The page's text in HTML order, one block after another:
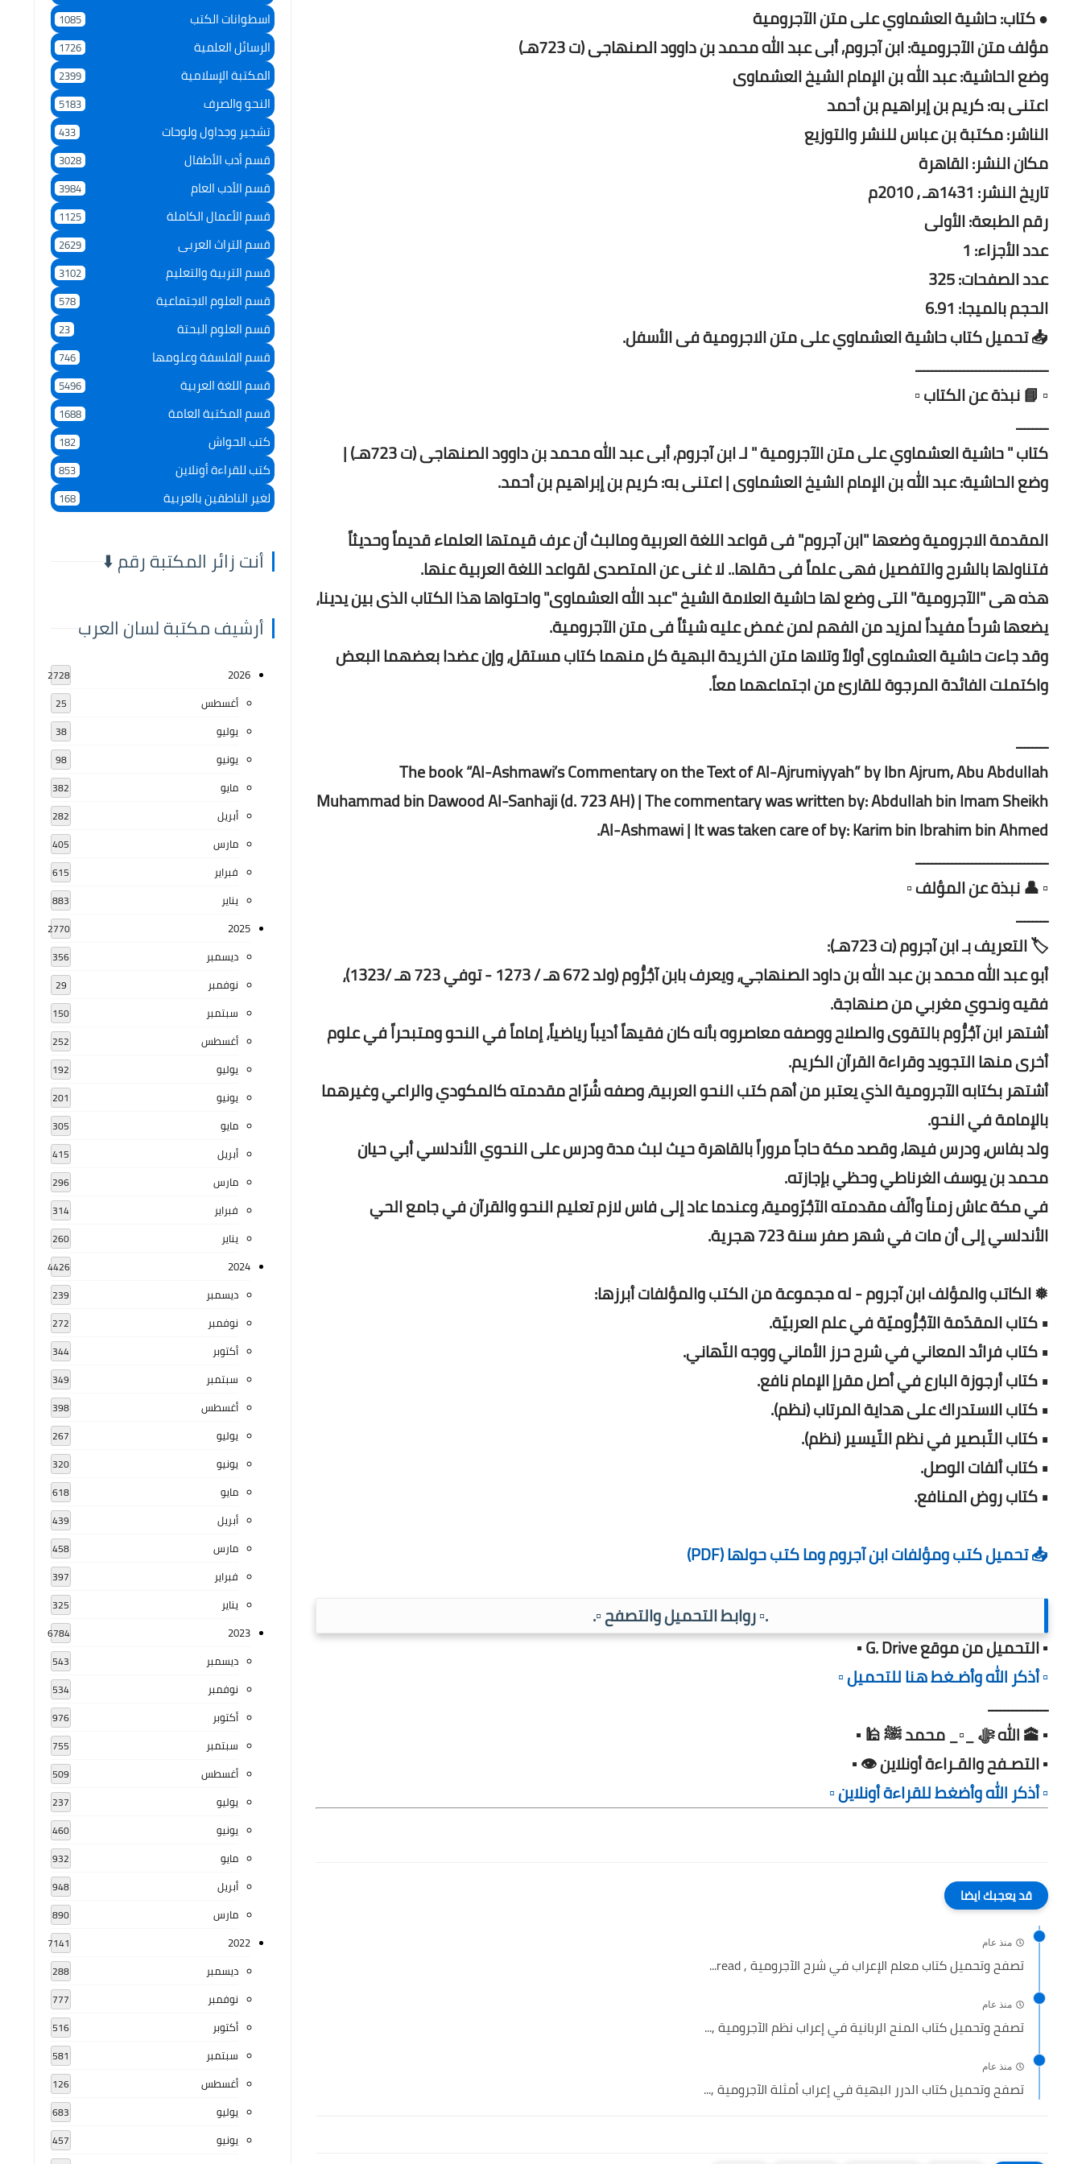
● كتاب: حاشية العشماوي على متن الآجرومية
مؤلف متن الآجرومية: ابن آجروم, أبى عبد الله محمد بن داوود الصنهاجى (ت 723هـ)
وضع الحاشية: عبد الله بن الإمام الشيخ العشماوى
اعتنى به: كريم بن إبراهيم بن أحمد
الناشر: مكتبة بن عباس للنشر والتوزيع
مكان النشر: القاهرة
تاريخ النشر: 1431هـ ، 2010م
رقم الطبعة: الأولى
عدد الأجزاء: 1
عدد الصفحات: 325
الحجم بالميجا: 6.91
📥 تحميل كتاب حاشية العشماوي على متن الاجرومية فى الأسفل.
ـــــــــــــــــــــــــــــــــ
▫️ 📘 نبذة عن الكتاب ▫️
ــــــــ
كتاب " حاشية العشماوي على متن الآجرومية " لـ ابن آجروم, أبى عبد الله محمد بن داوود الصنهاجى (ت 723هـ) |
وضع الحاشية: عبد الله بن الإمام الشيخ العشماوى | اعتنى به: كريم بن إبراهيم بن أحمد.
المقدمة الاجرومية وضعها "ابن آجروم" فى قواعد اللغة العربية ومالبث أن عرف قيمتها العلماء قديماً وحديثاً
فتناولها بالشرح والتفصيل فهى علماً فى حقلها.. لا غنى عن المتصدى لقواعد اللغة العربية عنها.
هذه هى "الآجرومية" التى وضع لها حاشية العلامة الشيخ "عبد الله العشماوى" واحتواها هذا الكتاب الذى بين يدينا،
يضعها شرحاً مفيداً لمزيد من الفهم لمن غمض عليه شيئاً فى متن الآجرومية.
وقد جاءت حاشية العشماوى أولاً وتلاها متن الخريدة البهية كل منهما كتاب مستقل، وإن عضدا بعضهما البعض
واكتملت الفائدة المرجوة للقارئ من اجتماعهما معاً.
ــــــــ
The book “Al-Ashmawi’s Commentary on the Text of Al-Ajrumiyyah” by Ibn Ajrum, Abu Abdullah
Muhammad bin Dawood Al-Sanhaji (d. 723 AH) | The commentary was written by: Abdullah bin Imam Sheikh
Al-Ashmawi | It was taken care of by: Karim bin Ibrahim bin Ahmed.
ـــــــــــــــــــــــــــــــــ
▫️ 👤 نبذة عن المؤلف ▫️
ــــــــ
🏷️ التعريف بـ ابن آجروم (ت 723هـ):
أبو عبد الله محمد بن عبد الله بن داود الصنهاجي، ويعرف بابن آجُرُّوم (ولد 672 هـ / 1273 - توفي 723 هـ /1323)،
فقيه ونحوي مغربي من صنهاجة.
أشتهر ابن آجُرُّوم بالتقوى والصلاح ووصفه معاصروه بأنه كان فقيهاً أديباً رياضياً، إماماً في النحو ومتبحراً في علوم
أخرى منها التجويد وقراءة القرآن الكريم.
أشتهر بكتابه الآجرومية الذي يعتبر من أهم كتب النحو العربية، وصفه شُرّاح مقدمته كالمكودي والراعي وغيرهما
بالإمامة في النحو.
ولد بفاس، ودرس فيها، وقصد مكة حاجاً مروراً بالقاهرة حيث لبث مدة ودرس على النحوي الأندلسي أبي حيان
محمد بن يوسف الغرناطي وحظي بإجازته.
في مكة عاش زمناً وألّف مقدمته الآجُرّومية، وعندما عاد إلى فاس لازم تعليم النحو والقرآن في جامع الحي
الأندلسي إلى أن مات في شهر صفر سنة 723 هجرية.
❅ الكاتب والمؤلف ابن آجروم - له مجموعة من الكتب والمؤلفات أبرزها:
• كتاب المقدّمة الآجُرُّوميّة في علم العربيّة.
• كتاب فرائد المعاني في شرح حرز الأماني ووجه التّهاني.
• كتاب أرجوزة البارع في أصل مقرإ الإمام نافع.
• كتاب الاستدراك على هداية المرتاب (نظم).
• كتاب التّبصير في نظم التّيسير (نظم).
• كتاب ألفات الوصل.
• كتاب روض المنافع.
📥 تحميل كتب ومؤلفات ابن آجروم وما كتب حولها (PDF)
.▫️ روابط التحميل والتصفح ▫️.
▪️ التحميل من موقع G. Drive ▪️
▫️ أذكر الله وأضـغط هنا للتحميل ▫️
ـــــــــــــــ
▪️ 🕋 الله ﷻ _▫️_ محمد ﷺ 🕌 ▪️
▪️ التصـفح والقـراءة أونلاين 👁️ ▪️
▫️ أذكر الله وأضغط للقراءة أونلاين ▫️
قد يعجبك ايضا
منذ عام
تصفح وتحميل كتاب معلم الإعراب في شرح الآجرومية , read...
منذ عام
تصفح وتحميل كتاب المنح الربانية في إعراب نظم الآجرومية ,...
منذ عام
تصفح وتحميل كتاب الدرر البهية في إعراب أمثلة الآجرومية ,...
اسطوانات الكتب 1085
الرسائل العلمية 1726
المكتبة الإسلامية 2399
النحو والصرف 5183
تشجير وجداول ولوحات 433
قسم أدب الأطفال 3028
قسم الأدب العام 3984
قسم الأعمال الكاملة 1125
قسم التراث العربى 2629
قسم التربية والتعليم 3102
قسم العلوم الاجتماعية 578
قسم العلوم البحتة 23
قسم الفلسفة وعلومها 746
قسم اللغة العربية 5496
قسم المكتبة العامة 1688
كتب الحواش 182
كتب للقراءة أونلاين 853
لغير الناطقين بالعربية 168
أنت زائر المكتبة رقم ⬇️
أرشيف مكتبة لسان العرب
2026
2728
أغسطس 25
يوليو 38
يونيو 98
مايو 382
أبريل 282
مارس 405
فبراير 615
يناير 883
2025
2770
ديسمبر 356
نوفمبر 29
سبتمبر 150
أغسطس 252
يوليو 192
يونيو 201
مايو 305
أبريل 415
مارس 296
فبراير 314
يناير 260
2024
4426
ديسمبر 239
نوفمبر 272
أكتوبر 344
سبتمبر 349
أغسطس 398
يوليو 267
يونيو 320
مايو 618
أبريل 439
مارس 458
فبراير 397
يناير 325
2023
6784
ديسمبر 543
نوفمبر 534
أكتوبر 976
سبتمبر 755
أغسطس 509
يوليو 237
يونيو 460
مايو 932
أبريل 948
مارس 890
2022
7141
ديسمبر 288
نوفمبر 777
أكتوبر 516
سبتمبر 581
أغسطس 126
يوليو 683
يونيو 457